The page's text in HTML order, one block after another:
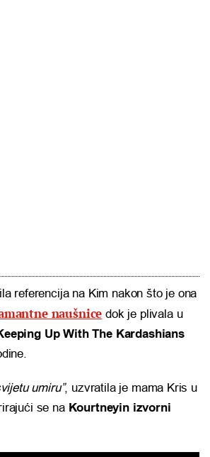
referencija na Kim nakon što je ona
naušnice dok je plivala u
Up With The Kardashians
umiru”, uzvratila je mama Kris u
se na Kourtneyin izvorni